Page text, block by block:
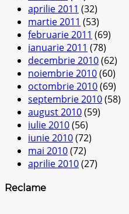
aprilie 2011 (32)
martie 2011 (53)
februarie 2011 (69)
ianuarie 2011 (78)
decembrie 2010(62)
noiembrie 2010(60)
octombrie 2010(69)
septembrie 2010(58)
august 2010(59)
iulie 2010(56)
iunie 2010(72)
mai 2010(72)
aprilie 2010(27)
Reclame